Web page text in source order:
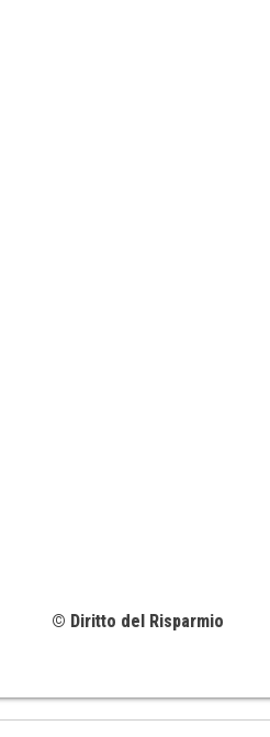
© Diritto del Risparmio